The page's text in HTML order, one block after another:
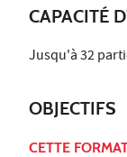
CAPACITÉ
Jusqu'à 32
OBJECTIFS
CETTE